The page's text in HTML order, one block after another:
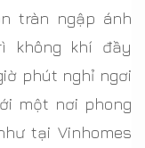
tràn ngập ánh
không khí đầy
phút nghỉ ngơi
một nơi phong
tại Vinhomes